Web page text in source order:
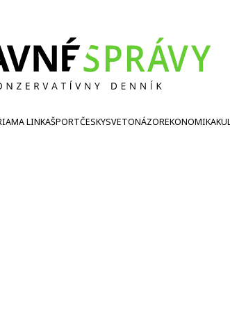
LINKAŠPORTČESKYSVETONÁZOREKONOMIKA